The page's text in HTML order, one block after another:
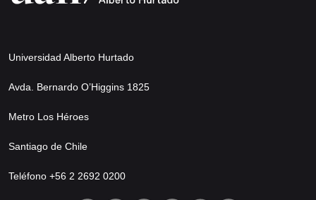
Universidad Alberto Hurtado
Avda. Bernardo O’Higgins 1825
Metro Los Héroes
Santiago de Chile
Teléfono +56 2 2692 0200